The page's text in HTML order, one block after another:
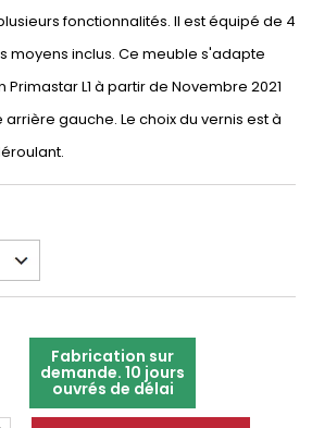
fonctionnalités. Il est équipé de 4
moyens inclus. Ce meuble s'adapte
L1 à partir de Novembre 2021
gauche. Le choix du vernis est à
Fabrication sur
demande. 10 jours
ouvrés de délai